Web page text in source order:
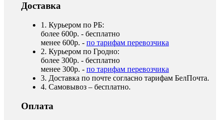
Доставка
1. Курьером по РБ:
более 600р. - бесплатно
менее 600р. - по тарифам перевозчика
2. Курьером по Гродно:
более 300р. - бесплатно
менее 300р. - по тарифам перевозчика
3. Доставка по почте согласно тарифам БелПочта.
4. Самовывоз – бесплатно.
Оплата